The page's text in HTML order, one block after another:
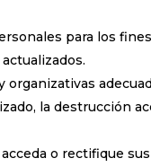
para los
organizativas
la destrucción
o rectifique